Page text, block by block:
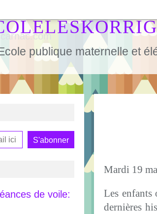
publique maternelle et
Mardi 19
Les enfants
dernières
de voile: